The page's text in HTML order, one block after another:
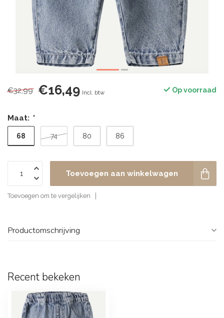
€32,99 €16,49 Incl. btw Op voorraad
Maat: *
68 74 80 86
Toevoegen aan winkelwagen
Toevoegen om te vergelijken
Productomschrijving
Recent bekeken